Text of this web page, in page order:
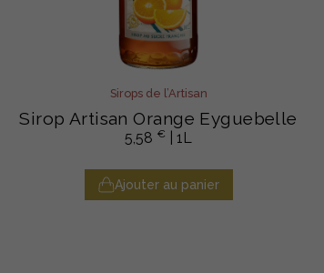
Sirops de l’Artisan
Sirop Artisan Orange Eyguebelle
5,58 € | 1L
Ajouter au panier